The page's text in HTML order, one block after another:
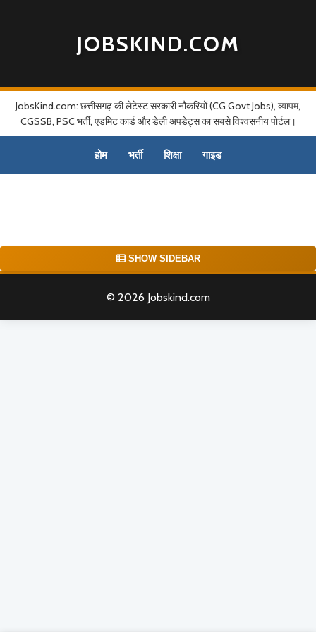
JOBSKIND.COM
JobsKind.com: छत्तीसगढ़ की लेटेस्ट सरकारी नौकरियों (CG Govt Jobs), व्यापम,
CGSSB, PSC भर्ती, एडमिट कार्ड और डेली अपडेट्स का सबसे विश्वसनीय पोर्टल।
होम भर्ती शिक्षा गाइड
SHOW SIDEBAR
© 2026 Jobskind.com